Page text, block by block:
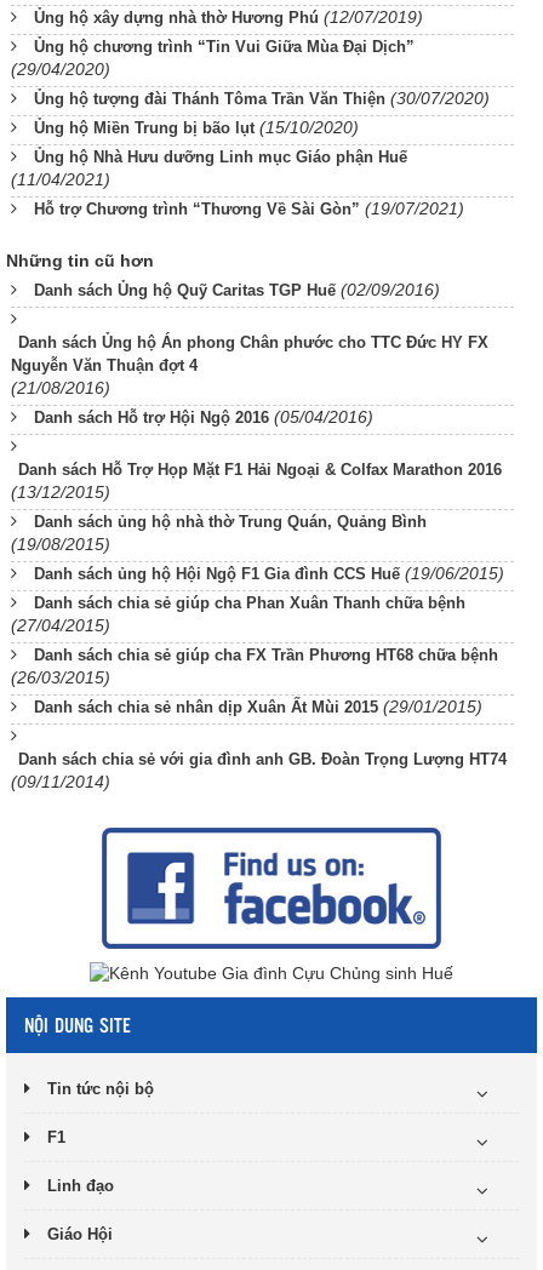
Ủng hộ xây dựng nhà thờ Hương Phú (12/07/2019)
Ủng hộ chương trình “Tin Vui Giữa Mùa Đại Dịch”
(29/04/2020)
Ủng hộ tượng đài Thánh Tôma Trần Văn Thiện (30/07/2020)
Ủng hộ Miền Trung bị bão lụt (15/10/2020)
Ủng hộ Nhà Hưu dưỡng Linh mục Giáo phận Huế
(11/04/2021)
Hỗ trợ Chương trình “Thương Về Sài Gòn” (19/07/2021)
Những tin cũ hơn
Danh sách Ủng hộ Quỹ Caritas TGP Huế (02/09/2016)
Danh sách Ủng hộ Án phong Chân phước cho TTC Đức HY FX
Nguyễn Văn Thuận đợt 4
(21/08/2016)
Danh sách Hỗ trợ Hội Ngộ 2016 (05/04/2016)
Danh sách Hỗ Trợ Họp Mặt F1 Hải Ngoại & Colfax Marathon 2016
(13/12/2015)
Danh sách ủng hộ nhà thờ Trung Quán, Quảng Bình
(19/08/2015)
Danh sách ủng hộ Hội Ngộ F1 Gia đình CCS Huế (19/06/2015)
Danh sách chia sẻ giúp cha Phan Xuân Thanh chữa bệnh
(27/04/2015)
Danh sách chia sẻ giúp cha FX Trần Phương HT68 chữa bệnh
(26/03/2015)
Danh sách chia sẻ nhân dịp Xuân Ất Mùi 2015 (29/01/2015)
Danh sách chia sẻ với gia đình anh GB. Đoàn Trọng Lượng HT74
(09/11/2014)
NỘI DUNG SITE
Tin tức nội bộ
F1
Linh đạo
Giáo Hội